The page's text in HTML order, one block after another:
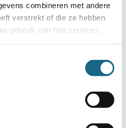
combineren met andere
verstrekt of die ze hebben
gebruik van hun services.